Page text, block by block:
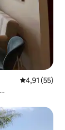
4,91 de uma
4,91 (55)